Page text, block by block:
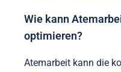
Wie kann
optimieren?
Atemarbeit kann die